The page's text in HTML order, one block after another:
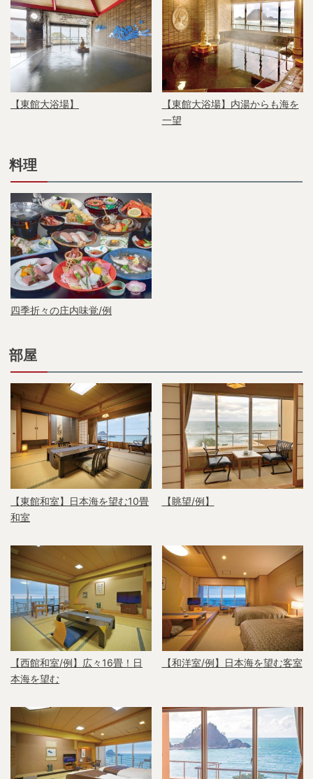
【東館大浴場】
【東館大浴場】内湯からも海を
一望
料理
四季折々の庄内味覚/例
部屋
【東館和室】日本海を望む10畳
和室
【眺望/例】
【西館和室/例】広々16畳！日
本海を望む
【和洋室/例】日本海を望む客室